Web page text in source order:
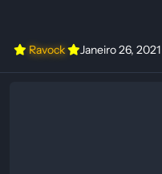
Ravock Janeiro 26, 2021